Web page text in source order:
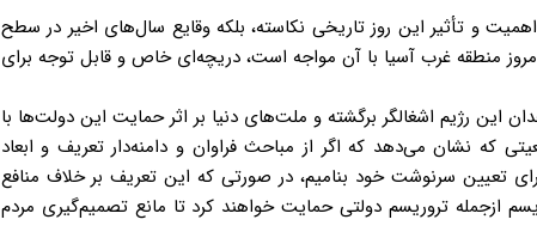
و تأثیر این روز تاریخی نکاسته، بلکه وقایع سال‌های اخیر در سطح
منطقه غرب آسیا با آن مواجه است، دریچه‌ای خاص و قابل توجه برای
رژیم اشغالگر برگشته و ملت‌های دنیا بر اثر حمایت این دولت‌ها با
که نشان می‌دهد که اگر از مباحث فراوان و دامنه‌دار تعریف و ابعاد
تعیین سرنوشت خود بنامیم، در صورتی که این تعریف بر خلاف منافع
ازجمله تروریسم دولتی حمایت خواهند کرد تا مانع تصمیم‌گیری مردم